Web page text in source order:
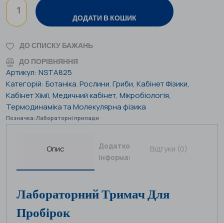
ДОДАТИ В КОШИК
ДО СПИСКУ БАЖАНЬ
ДО ПОРІВНЯННЯ
Артикул: NSTA825
Категорій: Ботаніка. Рослини. Гриби, Кабінет Фізики,
Кабінет Хімії, Медичний кабінет, Мікробіологія,
Термодинаміка та Молекулярна фізика
Позначка: Лабораторні прилади
Опис
Додаткова
інформація
Відгуки (0)
Лабораторний Тримач Для
Пробірок